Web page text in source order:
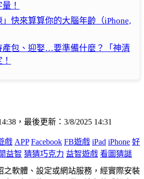
！
」快來算算你的大腦年齡（iPhone,
產包、迎娶…要準備什麼？「神清
，最後更新：3/8/2025 14:31
戲 APP Facebook FB遊戲 iPad iPhone 好
益智 猜猜巧克力 益智遊戲 看圖猜謎
之軟體、設定或網站服務，經實際安裝